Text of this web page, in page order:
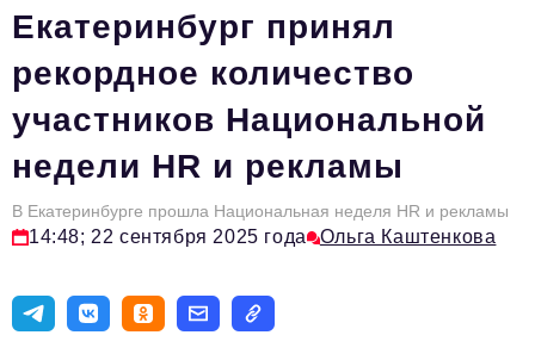
Персона номера
Юридический практикум
Стиль жизни
Туризм
Импортозамещение
Эксперты
Екатеринбург принял
рекордное количество
участников Национальной
недели HR и рекламы
В Екатеринбурге прошла Национальная неделя HR и рекламы
14:48; 22 сентября 2025 года Ольга Каштенкова